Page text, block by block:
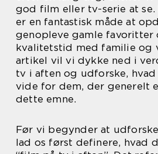
god film eller tv-serie at
er en fantastisk måde at
genopleve gamle favoritter
kvalitetstid med familie og
artikel vil vi dykke ned i
tv i aften og udforske,
vide for dem, der generelt
dette emne.
Før vi begynder at
lad os først definere, hvad